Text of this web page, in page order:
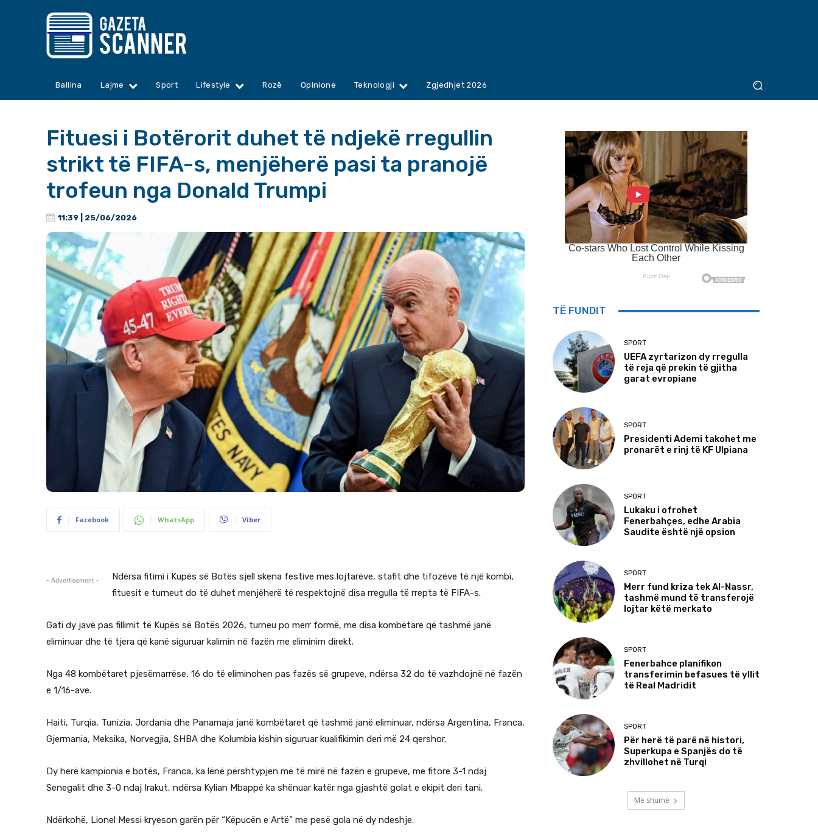
Ballina Lajme Sport Lifestyle Rozë Opinione Teknologji Zgjedhjet 2026
Fituesi i Botërorit duhet të ndjekë rregullin
strikt të FIFA-s, menjëherë pasi ta pranojë
trofeun nga Donald Trumpi
11:39 | 25/06/2026
Facebook WhatsApp Viber
- Advertisement -
Ndërsa fitimi i Kupës së Botës sjell skena festive mes lojtarëve, stafit dhe tifozëve të një kombi,
fituesit e turneut do të duhet menjëherë të respektojnë disa rregulla të rrepta të FIFA-s.
Gati dy javë pas fillimit të Kupës së Botës 2026, turneu po merr formë, me disa kombëtare që tashmë janë
eliminuar dhe të tjera që kanë siguruar kalimin në fazën me eliminim direkt.
Nga 48 kombëtaret pjesëmarrëse, 16 do të eliminohen pas fazës së grupeve, ndërsa 32 do të vazhdojnë në fazën
e 1/16-ave.
Haiti, Turqia, Tunizia, Jordania dhe Panamaja janë kombëtaret që tashmë janë eliminuar, ndërsa Argentina, Franca,
Gjermania, Meksika, Norvegjia, SHBA dhe Kolumbia kishin siguruar kualifikimin deri më 24 qershor.
Dy herë kampionia e botës, Franca, ka lënë përshtypjen më të mirë në fazën e grupeve, me fitore 3-1 ndaj
Senegalit dhe 3-0 ndaj Irakut, ndërsa Kylian Mbappé ka shënuar katër nga gjashtë golat e ekipit deri tani.
Ndërkohë, Lionel Messi kryeson garën për “Këpucën e Artë” me pesë gola në dy ndeshje.
TË FUNDIT
SPORT
UEFA zyrtarizon dy rregulla
të reja që prekin të gjitha
garat evropiane
SPORT
Presidenti Ademi takohet me
pronarët e rinj të KF Ulpiana
SPORT
Lukaku i ofrohet
Fenerbahçes, edhe Arabia
Saudite është një opsion
SPORT
Merr fund kriza tek Al-Nassr,
tashmë mund të transferojë
lojtar këtë merkato
SPORT
Fenerbahce planifikon
transferimin befasues të yllit
të Real Madridit
SPORT
Për herë të parë në histori,
Superkupa e Spanjës do të
zhvillohet në Turqi
Më shumë